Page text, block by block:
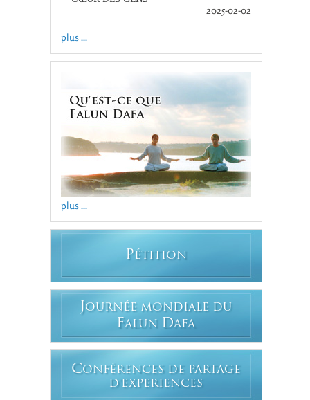
2025-02-02
plus ...
plus ...
PÉTITION
JOURNÉE MONDIALE DU
FALUN DAFA
CONFÉRENCES DE PARTAGE
D'EXPERIENCES